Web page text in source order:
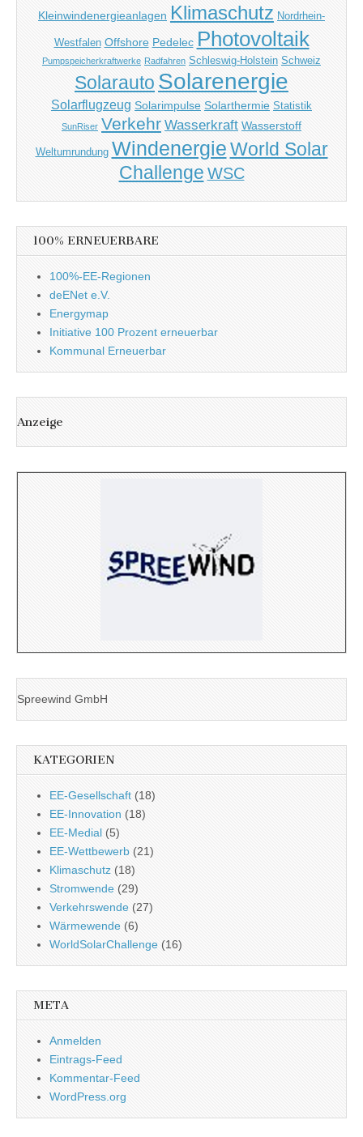
Kleinwindenergieanlagen Klimaschutz Nordrhein-
Westfalen Offshore Pedelec Photovoltaik
Pumpspeicherkraftwerke Radfahren Schleswig-Holstein Schweiz
Solarauto Solarenergie
Solarflugzeug Solarimpulse Solarthermie Statistik
SunRiser Verkehr Wasserkraft Wasserstoff
Weltumrundung Windenergie World Solar
Challenge WSC
100% ERNEUERBARE
100%-EE-Regionen
deENet e.V.
Energymap
Initiative 100 Prozent erneuerbar
Kommunal Erneuerbar
Anzeige
Spreewind GmbH
KATEGORIEN
EE-Gesellschaft (18)
EE-Innovation (18)
EE-Medial (5)
EE-Wettbewerb (21)
Klimaschutz (18)
Stromwende (29)
Verkehrswende (27)
Wärmewende (6)
WorldSolarChallenge (16)
META
Anmelden
Eintrags-Feed
Kommentar-Feed
WordPress.org